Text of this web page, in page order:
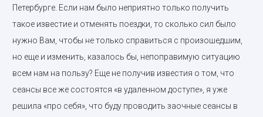
Петербурге. Если нам было неприятно только получить
такое известие и отменять поездки, то сколько сил было
нужно Вам, чтобы не только справиться с произошедшим,
но еще и изменить, казалось бы, непоправимую ситуацию
всем нам на пользу? Еще не получив известия о том, что
сеансы все же состоятся «в удаленном доступе», я уже
решила «про себя», что буду проводить заочные сеансы в